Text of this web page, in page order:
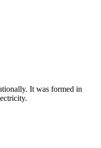
It was formed in